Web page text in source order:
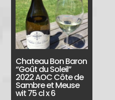
Chateau Bon Baron
“Goût du Soleil”
2022 AOC Côte de
Sambre et Meuse
wit 75 cl x 6